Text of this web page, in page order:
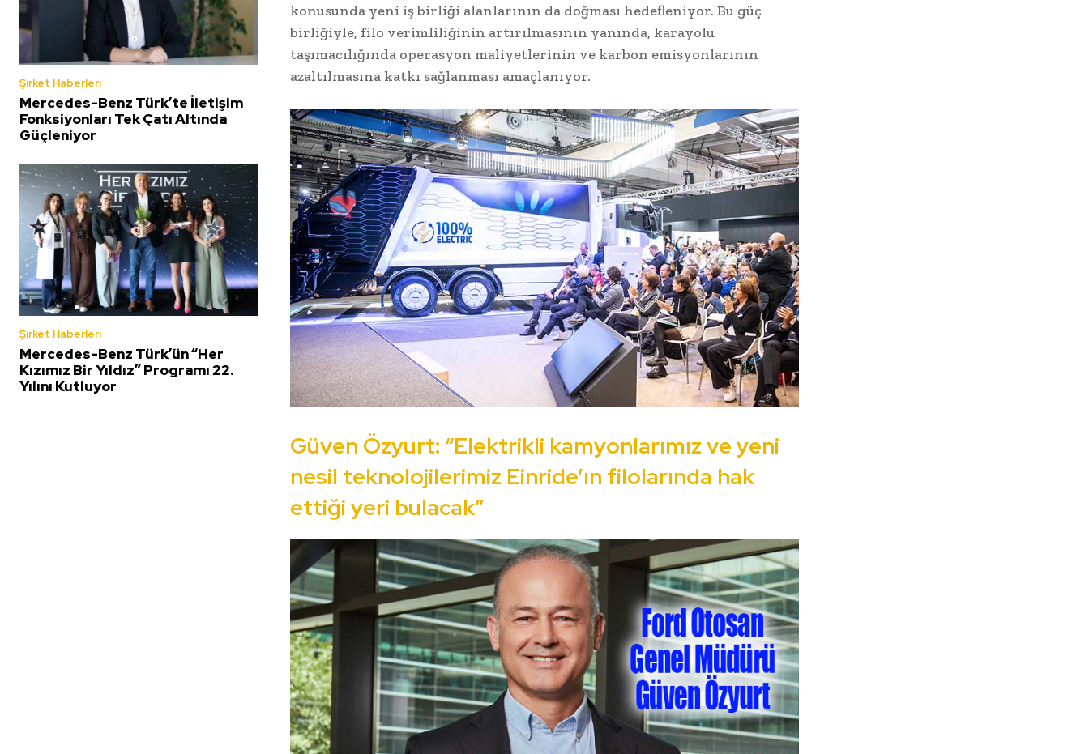
Şirket Haberleri
Mercedes-Benz Türk’te İletişim
Fonksiyonları Tek Çatı Altında
Güçleniyor
Şirket Haberleri
Mercedes-Benz Türk’ün “Her
Kızımız Bir Yıldız” Programı 22.
Yılını Kutluyor
konusunda yeni iş birliği alanlarının da doğması hedefleniyor. Bu güç
birliğiyle, filo verimliliğinin artırılmasının yanında, karayolu
taşımacılığında operasyon maliyetlerinin ve karbon emisyonlarının
azaltılmasına katkı sağlanması amaçlanıyor.
Güven Özyurt: “Elektrikli kamyonlarımız ve yeni
nesil teknolojilerimiz Einride’ın filolarında hak
ettiği yeri bulacak”